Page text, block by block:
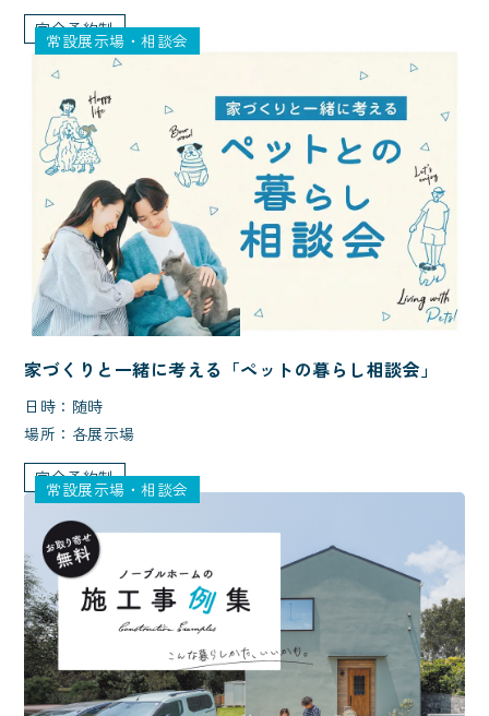
完全予約制
常設展示場・相談会
家づくりと一緒に考える「ペットの暮らし相談会」
日時：随時
場所：各展示場
完全予約制
常設展示場・相談会